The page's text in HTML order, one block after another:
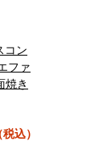
コン
ファ
焼き
込）